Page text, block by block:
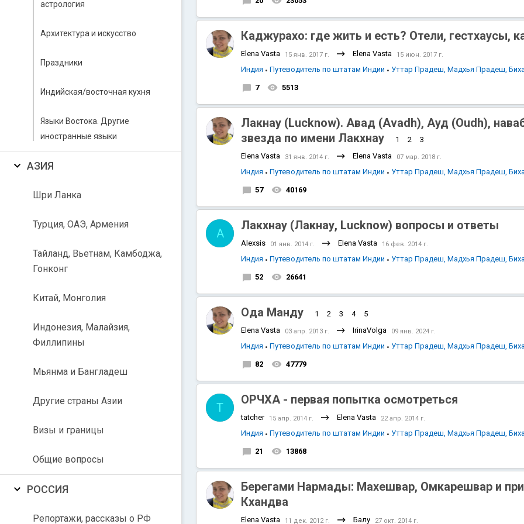
астрология
Архитектура и искусство
Праздники
Индийская/восточная кухня
Языки Востока. Другие
иностранные языки
АЗИЯ
Шри Ланка
Турция, ОАЭ, Армения
Тайланд, Вьетнам, Камбоджа,
Гонконг
Китай, Монголия
Индонезия, Малайзия,
Филлипины
Мьянма и Бангладеш
Другие страны Азии
Визы и границы
Общие вопросы
РОССИЯ
Репортажи, рассказы о РФ
Каджурахо: где жить и есть? Отели, гестхаусы,
Elena Vasta 15 янв. 2017 г. Elena Vasta 15 июн. 2017 г.
Индия Путеводитель по штатам Индии Уттар Прадеш, Мадхья Прадеш,
7 5513
Лакнау (Lucknow). Авад (Avadh), Ауд (Oudh),
звезда по имени Лакхнау
1 2
3
Elena Vasta
31 янв. 2014 г. Elena Vasta 07 мар. 2018 г.
Индия Путеводитель по штатам Индии Уттар Прадеш, Мадхья Прадеш,
57 40169
Лакхнау (Лакнау, Lucknow) вопросы и ответы
A
Alexsis 01 янв. 2014 г. Elena Vasta 16 фев. 2014 г.
Индия Путеводитель по штатам Индии Уттар Прадеш, Мадхья Прадеш,
52 26641
Ода Манду 1 2 3 4
5
Elena Vasta
03 апр. 2013 г. IrinaVolga 09 янв. 2024 г.
Индия Путеводитель по штатам Индии Уттар Прадеш, Мадхья Прадеш,
82 47779
ОРЧХА - первая попытка осмотреться
T
tatcher 15 апр. 2014 г. Elena Vasta 22 апр. 2014 г.
Индия Путеводитель по штатам Индии Уттар Прадеш, Мадхья Прадеш,
21 13868
Берегами Нармады: Махешвар, Омкарешвар и
Кхандва
Elena Vasta 11 дек. 2012 г. Балу 27 окт. 2014 г.